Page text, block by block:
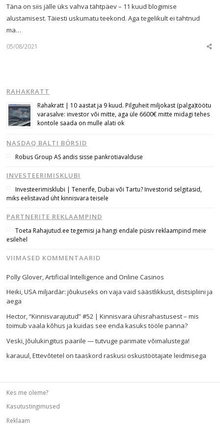
Täna on siis jälle üks vahva tähtpäev – 11 kuud blogimise
alustamisest. Täiesti uskumatu teekond. Aga tegelikult ei tahtnud
ma…
05/08/2021
RAHAKRATT
Rahakratt | 10 aastat ja 9 kuud. Pilguheit miljokast (palga)töötu
varasalve: investor või mitte, aga üle 6600€ mitte midagi tehes
kontole saada on mulle alati ok
NASDAQ BALTI BÖRSID
Robus Group AS andis sisse pankrotiavalduse
INVESTEERIMISKLUBI
Investeerimisklubi | Tenerife, Dubai või Tartu? Investorid selgitasid,
miks eelistavad üht kinnisvara teisele
PARTNERITE REKLAAMPIND
Toeta Rahajutud.ee tegemisi ja hangi endale püsiv reklaampind meie
esilehel
VIIMASED KOMMENTAARID
Polly Glover,Artificial Intelligence and Online Casinos
Heiki,USA miljardär: jõukuseks on vaja vaid säästlikkust, distsipliini ja
aega
Hector,“Kinnisvarajutud” #52 | Kinnisvara ühisrahastusest – mis
toimub vaala kõhus ja kuidas see enda kasuks tööle panna?
Veski,Jõulukingitus paarile — tutvuge parimate võimalustega!
karauul,Ettevõtetel on taaskord raskusi oskustöötajate leidmisega
Kes me oleme?
Kasutustingimused
Reklaam